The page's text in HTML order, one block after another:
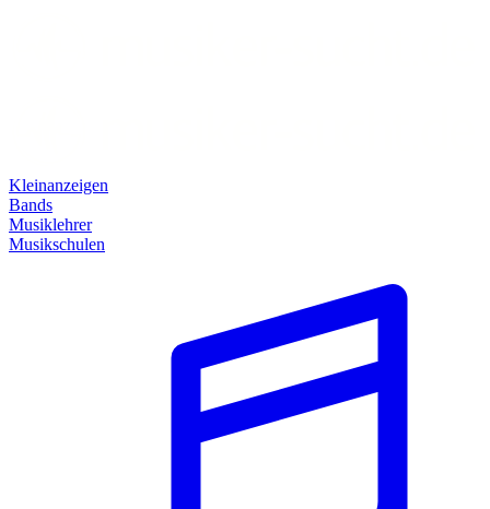
Kleinanzeigen
Bands
Musiklehrer
Musikschulen